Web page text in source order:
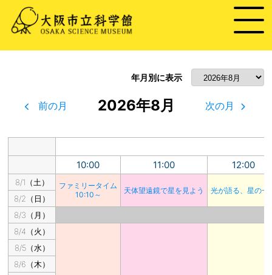
年月別に表示
前の月 2026年8月 次の月
10:00 11:00 12:00
8/1（土）
ファミリータイム
10:10～
天体望遠鏡で星を見よう 光が語る、星の一
8/2（日）
8/3（月）
8/4（火）
8/5（水）
8/6（木）